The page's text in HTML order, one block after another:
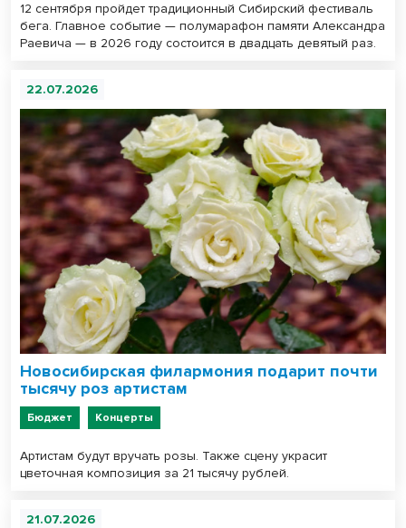
12 сентября пройдет традиционный Сибирский фестиваль
бега. Главное событие — полумарафон памяти Александра
Раевича — в 2026 году состоится в двадцать девятый раз.
22.07.2026
Новосибирская филармония подарит почти
тысячу роз артистам
Бюджет Концерты
Артистам будут вручать розы. Также сцену украсит
цветочная композиция за 21 тысячу рублей.
21.07.2026